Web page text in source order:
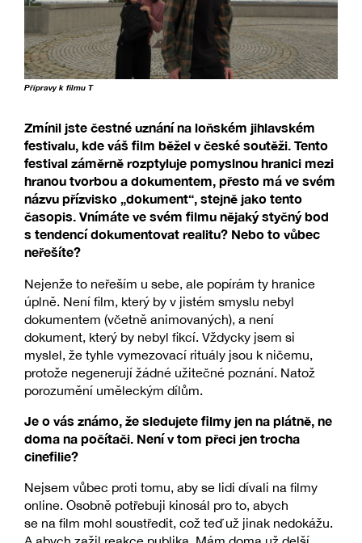
Přípravy k filmu T
Zmínil jste čestné uznání na loňském jihlavském
festivalu, kde váš film běžel v české soutěži. Tento
festival záměrně rozptyluje pomyslnou hranici mezi
hranou tvorbou a dokumentem, přesto má ve svém
názvu přízvisko „dokument“, stejně jako tento
časopis. Vnímáte ve svém filmu nějaký styčný bod
s tendencí dokumentovat realitu? Nebo to vůbec
neřešíte?
Nejenže to neřeším u sebe, ale popírám ty hranice
úplně. Není film, který by v jistém smyslu nebyl
dokumentem (včetně animovaných), a není
dokument, který by nebyl fikcí. Vždycky jsem si
myslel, že tyhle vymezovací rituály jsou k ničemu,
protože negenerují žádné užitečné poznání. Natož
porozumění uměleckým dílům.
Je o vás známo, že sledujete filmy jen na plátně, ne
doma na počítači. Není v tom přeci jen trocha
cinefilie?
Nejsem vůbec proti tomu, aby se lidi dívali na filmy
online. Osobně potřebuji kinosál pro to, abych
se na film mohl soustředit, což teď už jinak nedokážu.